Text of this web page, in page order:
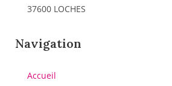
37600 LOCHES
Navigation
Accueil